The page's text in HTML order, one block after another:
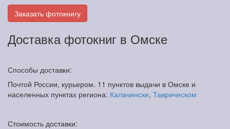
Заказать фотокнигу
Доставка фотокниг в Омске
Способы доставки:
Почтой России, курьером. 11 пунктов выдачи в Омске и
населенных пунктах региона: Калачинске, Таврическом
Стоимость доставки: